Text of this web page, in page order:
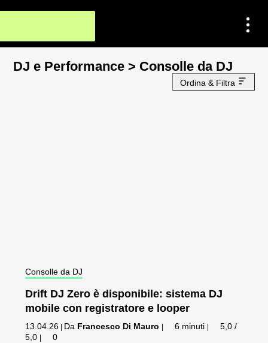
DJ e Performance > Consolle da DJ
Ordina & Filtra
Consolle da DJ
Drift DJ Zero è disponibile: sistema DJ
mobile con registratore e looper
13.04.26 Da Francesco Di Mauro 6 minuti
5,0 /
5,0
0